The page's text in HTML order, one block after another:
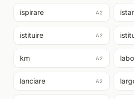
ispirare A2
istituire A2
km A2
lanciare A2